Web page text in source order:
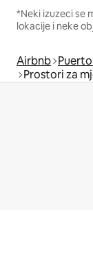
*Neki izuzeci se
lokacije i neke
Airbnb
Prostori za